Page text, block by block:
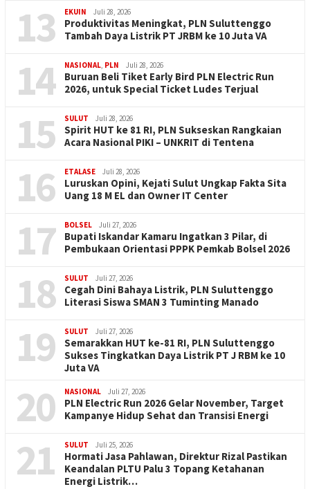
13 EKUIN Juli 28, 2026
Produktivitas Meningkat, PLN Suluttenggo
Tambah Daya Listrik PT JRBM ke 10 Juta VA
14 NASIONAL, PLN Juli 28, 2026
Buruan Beli Tiket Early Bird PLN Electric Run
2026, untuk Special Ticket Ludes Terjual
15 SULUT Juli 28, 2026
Spirit HUT ke 81 RI, PLN Sukseskan Rangkaian
Acara Nasional PIKI – UNKRIT di Tentena
16 ETALASE Juli 28, 2026
Luruskan Opini, Kejati Sulut Ungkap Fakta Sita
Uang 18 M EL dan Owner IT Center
17 BOLSEL Juli 27, 2026
Bupati Iskandar Kamaru Ingatkan 3 Pilar, di
Pembukaan Orientasi PPPK Pemkab Bolsel 2026
18 SULUT Juli 27, 2026
Cegah Dini Bahaya Listrik, PLN Suluttenggo
Literasi Siswa SMAN 3 Tuminting Manado
19 SULUT Juli 27, 2026
Semarakkan HUT ke-81 RI, PLN Suluttenggo
Sukses Tingkatkan Daya Listrik PT J RBM ke 10
Juta VA
20 NASIONAL Juli 27, 2026
PLN Electric Run 2026 Gelar November, Target
Kampanye Hidup Sehat dan Transisi Energi
21 SULUT Juli 25, 2026
Hormati Jasa Pahlawan, Direktur Rizal Pastikan
Keandalan PLTU Palu 3 Topang Ketahanan
Energi Listrik…